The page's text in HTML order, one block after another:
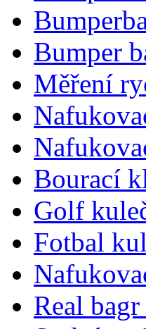
Bumper
Měření
Bourací
Golf
Fotbal
Real